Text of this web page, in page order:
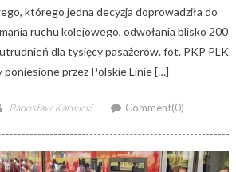
którego jedna decyzja doprowadziła do
ruchu kolejowego, odwołania blisko 200
dla tysięcy pasażerów. fot. PKP PLK
poniesione przez Polskie Linie […]
Author
Radosław Karwicki Comment(0)